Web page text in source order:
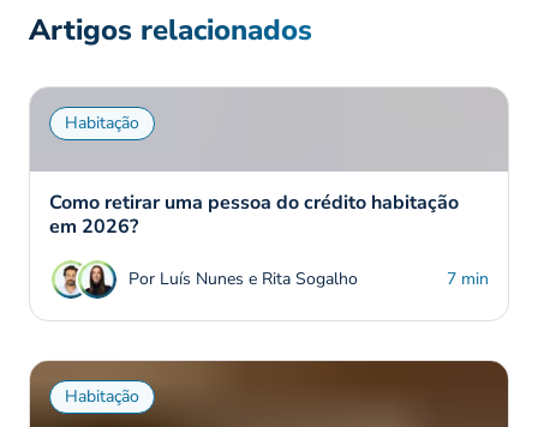
Artigos relacionados
Habitação
Como retirar uma pessoa do crédito habitação
em 2026?
Por Luís Nunes e Rita Sogalho 7 min
Habitação